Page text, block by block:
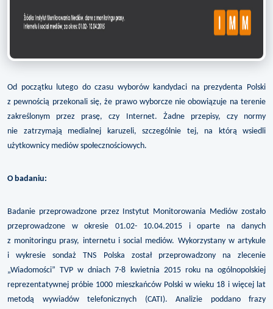
Od początku lutego do czasu wyborów kandydaci na prezydenta Polski
z pewnością przekonali się, że prawo wyborcze nie obowiązuje na terenie
zakreślonym przez prasę, czy Internet. Żadne przepisy, czy normy
nie zatrzymają medialnej karuzeli, szczególnie tej, na którą wsiedli
użytkownicy mediów społecznościowych.
O badaniu:
Badanie przeprowadzone przez Instytut Monitorowania Mediów zostało
przeprowadzone w okresie 01.02- 10.04.2015 i oparte na danych
z monitoringu prasy, internetu i social mediów. Wykorzystany w artykule
i wykresie sondaż TNS Polska został przeprowadzony na zlecenie
„Wiadomości” TVP w dniach 7-8 kwietnia 2015 roku na ogólnopolskiej
reprezentatywnej próbie 1000 mieszkańców Polski w wieku 18 i więcej lat
metodą wywiadów telefonicznych (CATI). Analizie poddano frazy